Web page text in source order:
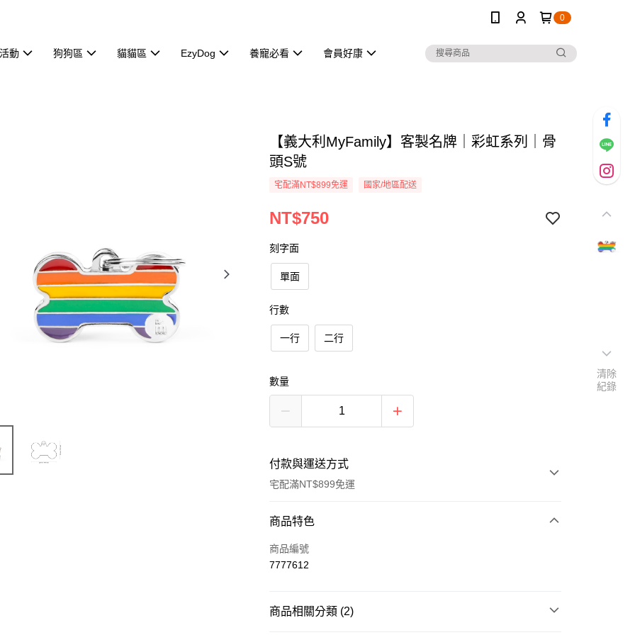
0
動 狗狗區 貓貓區 EzyDog 養寵必看 會員好康
【義大利MyFamily】客製名牌｜彩虹系列｜骨
頭S號
宅配滿NT$899免運 國家/地區配送
NT$750
刻字面
單面
行數
一行 二行
數量
付款與運送方式
宅配滿NT$899免運
付款方式
信用卡一次付款
商品特色
商品編號
7777612
商品相關分類 (2)
清除
紀錄